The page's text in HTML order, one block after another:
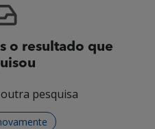
o resultado que
pesquisa